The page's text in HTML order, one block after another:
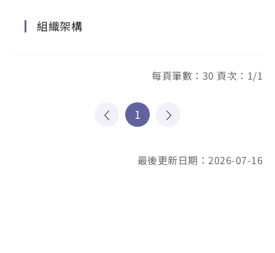
組織架構
每頁筆數：30 頁次：1/1
1
最後更新日期：2026-07-16